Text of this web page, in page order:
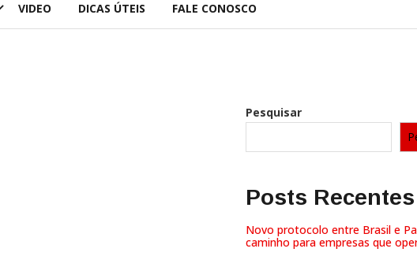
VIDEO DICAS ÚTEIS FALE CONOSCO
Pesquisar
Posts Recentes
Novo protocolo entre Brasil e
caminho para empresas que